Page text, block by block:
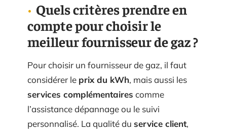
Quels critères prendre en
compte pour choisir le
meilleur fournisseur de gaz ?
Pour choisir un fournisseur de gaz, il faut
considérer le prix du kWh, mais aussi les
services complémentaires comme
l’assistance dépannage ou le suivi
personnalisé. La qualité du service client,